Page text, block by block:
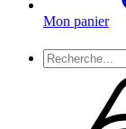
Mon panier